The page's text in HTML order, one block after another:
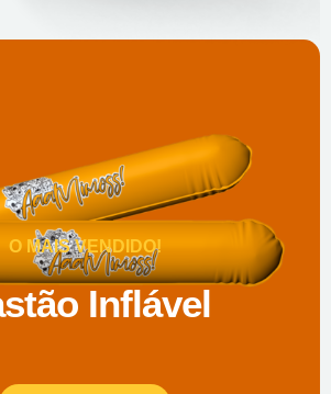
O MAIS VENDIDO!
Inflável